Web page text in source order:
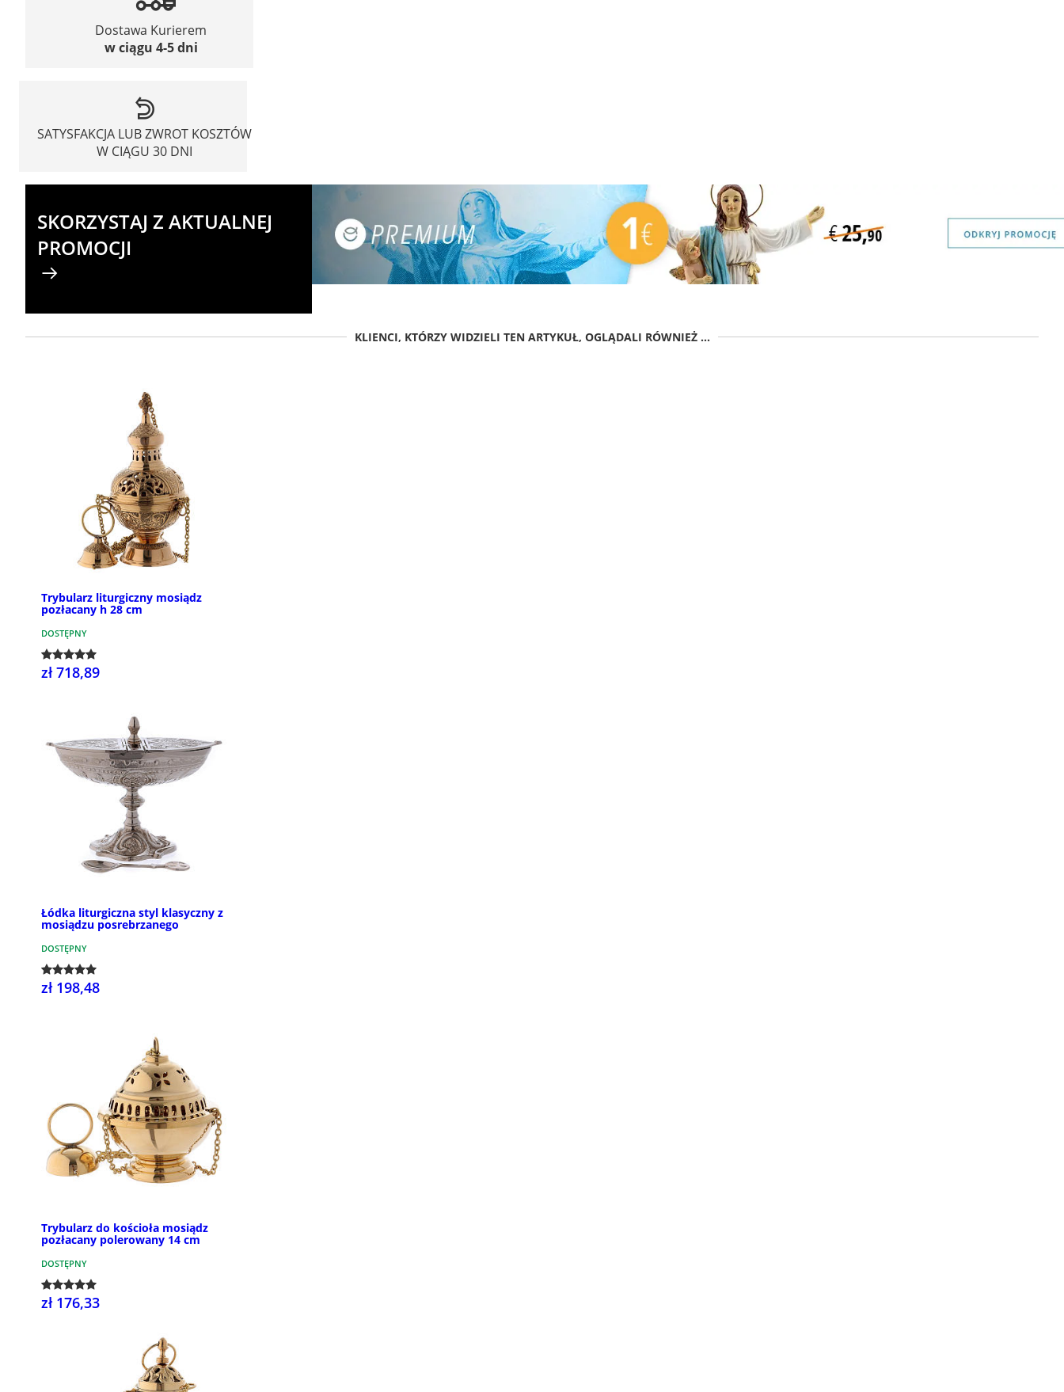
Dostawa Kurierem
w ciągu 4-5 dni
SATYSFAKCJA LUB ZWROT KOSZTÓW
W CIĄGU 30 DNI
SKORZYSTAJ Z AKTUALNEJ
PROMOCJI
KLIENCI, KTÓRZY WIDZIELI TEN ARTYKUŁ, OGLĄDALI RÓWNIEŻ ...
Trybularz liturgiczny mosiądz
pozłacany h 28 cm
DOSTĘPNY
zł 718,89
Łódka liturgiczna styl klasyczny z
mosiądzu posrebrzanego
DOSTĘPNY
zł 198,48
Trybularz do kościoła mosiądz
pozłacany polerowany 14 cm
DOSTĘPNY
zł 176,33